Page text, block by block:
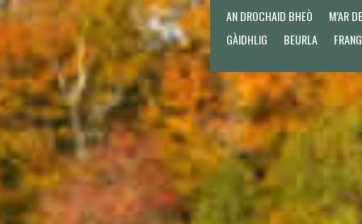
AN DROCHAID BHEÒ
M’AR
GÀIDHLIG
BEURLA